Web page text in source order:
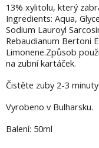
13% xylitolu, který
Ingredients: Aqua,
Sodium Lauroyl
Rebaudianum Bertoni
Limonene.Způsob
na zubní kartáček.
Čistěte zuby 2-3
Vyrobeno v Bulharsku.
Balení: 50ml